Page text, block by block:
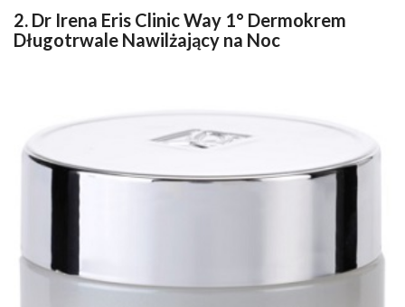
2. Dr Irena Eris Clinic Way 1° Dermokrem
Długotrwale Nawilżający na Noc